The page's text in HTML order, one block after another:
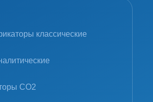
классические
CO2